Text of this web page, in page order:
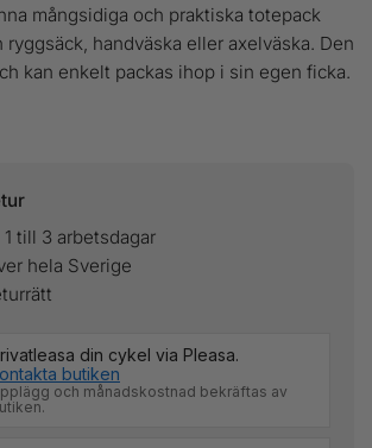
mångsidiga och praktiska totepack
ryggsäck, handväska eller axelväska. Den
kan enkelt packas ihop i sin egen ficka.
till 3 arbetsdagar
hela Sverige
din cykel via Pleasa.
butiken
och månadskostnad bekräftas av